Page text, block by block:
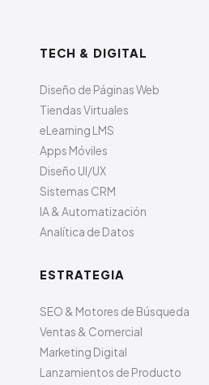
TECH & DIGITAL
Diseño de Páginas Web
Tiendas Virtuales
eLearning LMS
Apps Móviles
Diseño UI/UX
Sistemas CRM
IA & Automatización
Analítica de Datos
ESTRATEGIA
SEO & Motores de Búsqueda
Ventas & Comercial
Marketing Digital
Lanzamientos de Producto